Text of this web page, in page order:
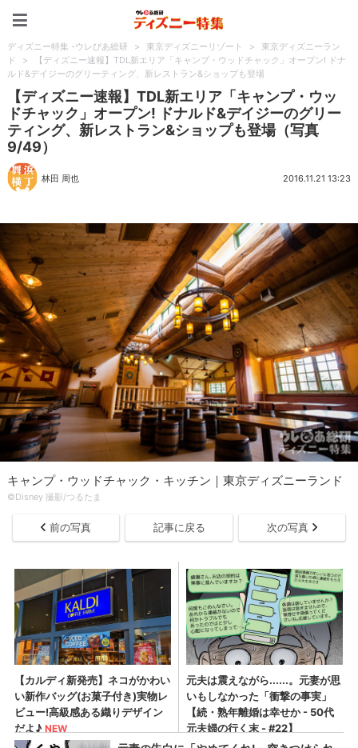
ディズニー特集 -ウレぴあ総研 > 東京ディズニーリゾート >
東京ディズニーラン
ド
>
【ディズニー速報】TDL新エリア「キャンプ・ウッドチャック」オープン! ドナ
ルド&デイジーのグリーティング、新レストラン&ショップも登場
【ディズニー速報】TDL新エリア「キャンプ・ウッ
ドチャック」オープン! ドナルド&デイジーのグリー
ティング、新レストラン&ショップも登場（写真
9/49）
林田 周也 2016.11.21 13:23
キャンプ・ウッドチャック・キッチン｜東京ディズニーランド
©Disney 撮影/つるたま
前の写真 記事に戻る 次の写真